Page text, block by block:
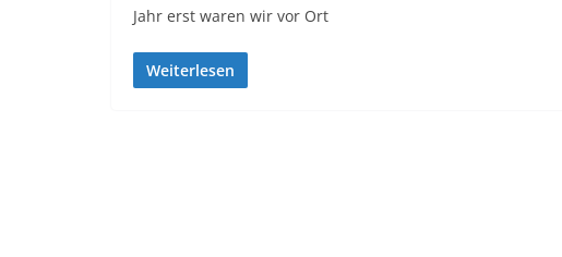
Jahr erst waren wir vor Ort
Weiterlesen